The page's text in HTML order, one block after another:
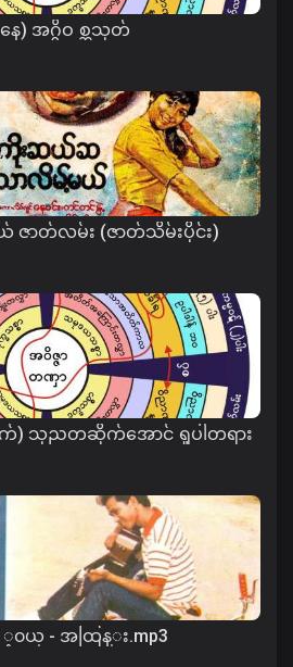
ေ) အဂ္ဂိဝ စ္ဆသုတ်
ာတ်လမ်း (ဇာတ်သိမ်းပိုင်း)
နက်) သုညတဆိုက်အောင် ရှုပါတရား
ယ္ - အထြန္း.mp3